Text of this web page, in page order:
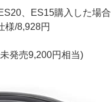
、ES15購入した場合
様/8,928円
発売9,200円相当)